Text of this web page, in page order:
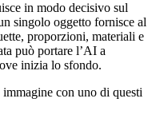
in modo decisivo sul
singolo oggetto fornisce al
proporzioni, materiali e
può portare l’AI a
inizia lo sfondo.
con uno di questi